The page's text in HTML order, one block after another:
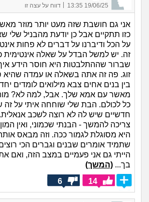
19/06/25 13:35
| דווח על עצה זו
אני גם חושבת שזה מעט יותר מוזר
כזו תתקיים אבל כן יודעת מהבניל
על הכל ודיברנו על דברים לא פחות
זה. יש למשל הבדל על שאלה אינטימית
שברור שההתלבטות היא חוסר הידע
זוג. פה זה אתה בשאלה או עמדה שהיא סוג
בין בנים אחים צבא מילואים לומדים
מאשר עם אמא שלך. אבל, למה לא?
כל לכולם. הבת שלי שוחחה איתי על זה
חדשיים שיש לה לא רוצה לשכב
צריכה להמשך - הבנתי שכמוני, ואין
היא מסוגלת לגמור ככה. וזה מבאס
שתמיד אומרים שבנים וגברים הכי
הייתי גם אני פעמיים במצב הזה, ואם
בך... (המשך)
14
6